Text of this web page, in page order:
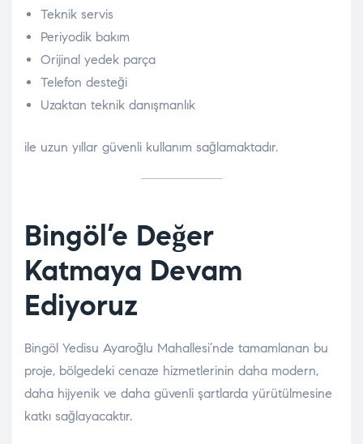
Teknik servis
Periyodik bakım
Orijinal yedek parça
Telefon desteği
Uzaktan teknik danışmanlık
ile uzun yıllar güvenli kullanım sağlamaktadır.
Bingöl’e Değer
Katmaya Devam
Ediyoruz
Bingöl Yedisu Ayaroğlu Mahallesi’nde tamamlanan bu
proje, bölgedeki cenaze hizmetlerinin daha modern,
daha hijyenik ve daha güvenli şartlarda yürütülmesine
katkı sağlayacaktır.